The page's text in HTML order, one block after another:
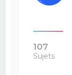
107
Sujets